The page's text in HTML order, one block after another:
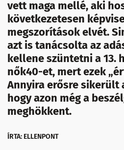
vett maga mellé, aki
következetesen
megszorítások elvét.
azt is tanácsolta az
kellene szüntetni a 13.
nők40-et, mert ezek
Annyira erősre sikerült
hogy azon még a
meghökkent.
ÍRTA: ELLENPONT